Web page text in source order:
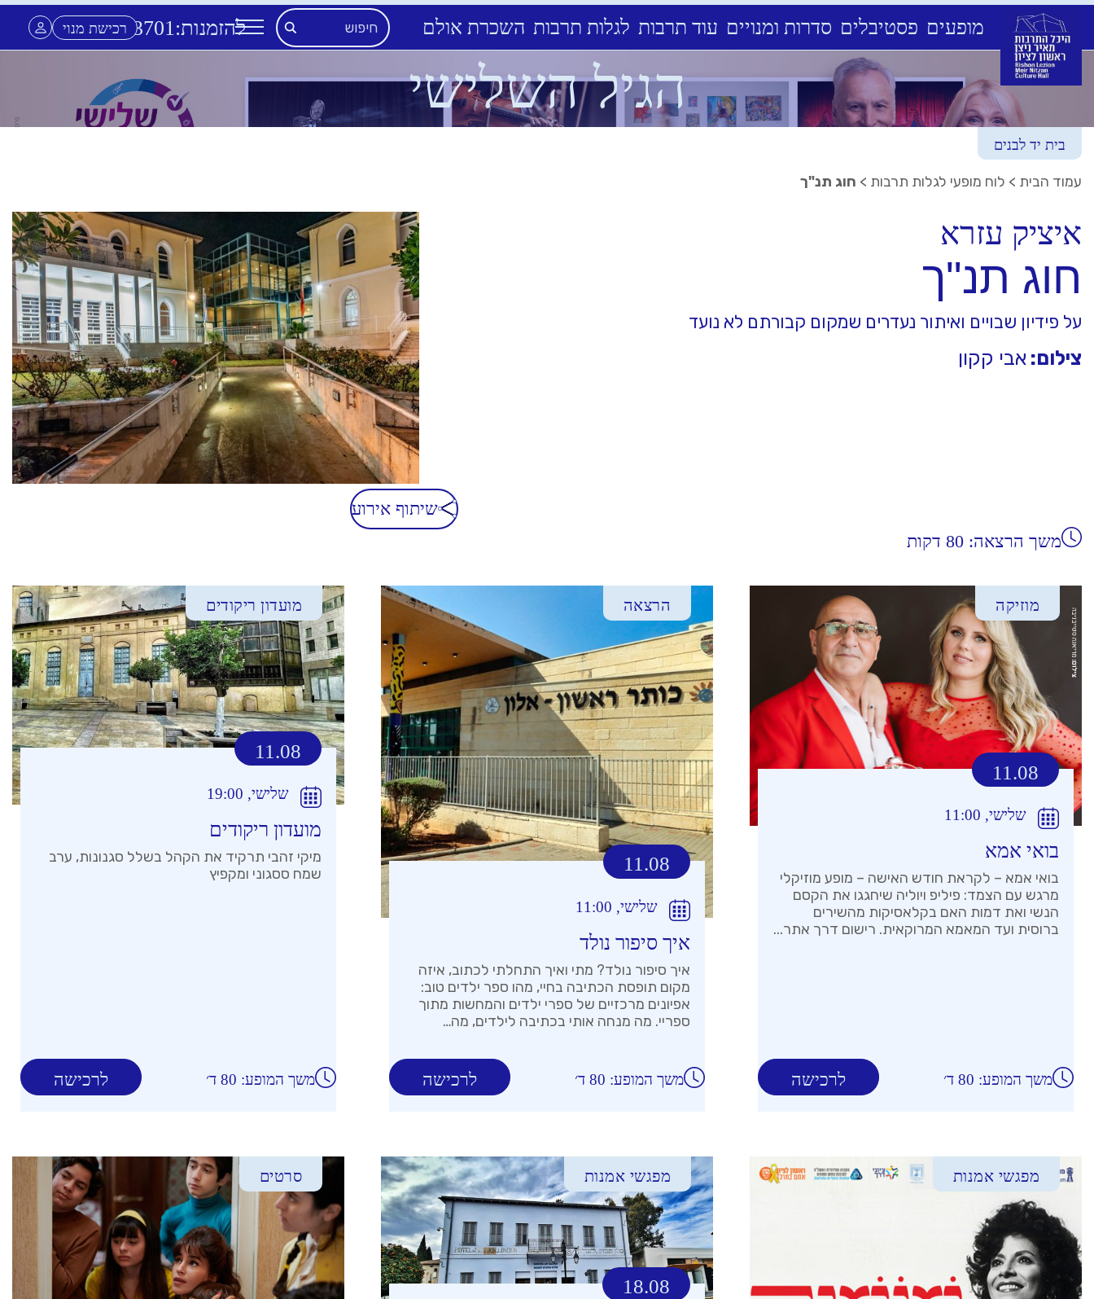
מופעים פסטיבלים סדרות ומנויים עוד תרבות לגלות תרבות השכרת אולם להזמנות: *3701 רכישת מנוי
הגיל השלישי
בית יד לבנים
עמוד הבית > לוח מופעי לגלות תרבות > חוג תנ"ך
איציק עזרא
חוג תנ"ך
על פידיון שבויים ואיתור נעדרים שמקום קבורתם לא נועד
צילום: אבי קקון
שיתוף אירוע
משך הרצאה: 80 דקות
מוזיקה
11.08
שלישי, 11:00
בואי אמא
בואי אמא – לקראת חודש האישה – מופע מוזיקלי
מרגש עם הצמד: פיליפ ויוליה שיחגגו את הקסם
הנשי ואת דמות האם בקלאסיקות מהשירים
ברוסית ועד המאמא המרוקאית. רישום דרך אתר...
לרכישה משך המופע: 80 ד׳
הרצאה
11.08
שלישי, 11:00
איך סיפור נולד
איך סיפור נולד? מתי ואיך התחלתי לכתוב, איזה
מקום תופסת הכתיבה בחיי, מהו ספר ילדים טוב:
אפיונים מרכזיים של ספרי ילדים והמחשות מתוך
ספריי. מה מנחה אותי בכתיבה לילדים, מה…
לרכישה משך המופע: 80 ד׳
מועדון ריקודים
11.08
שלישי, 19:00
מועדון ריקודים
מיקי זהבי תרקיד את הקהל בשלל סגנונות, ערב
שמח ססגוני ומקפיץ
לרכישה משך המופע: 80 ד׳
מפגשי אמנות מפגשי אמנות
18.08
סרטים